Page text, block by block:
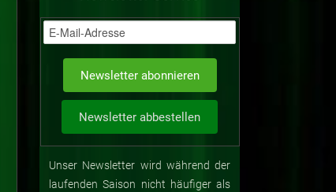
Unser Newsletter wird während der
laufenden Saison nicht häufiger als